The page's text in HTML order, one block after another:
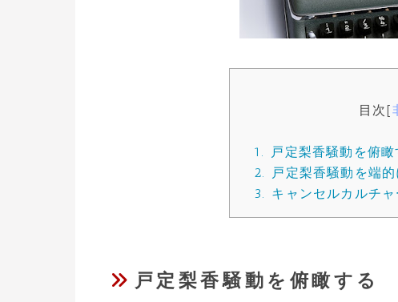
目次 [
1.
戸定梨香騒動を俯瞰
2.
戸定梨香騒動を端
3. キャンセルカルチ
戸定梨香騒動を俯瞰する